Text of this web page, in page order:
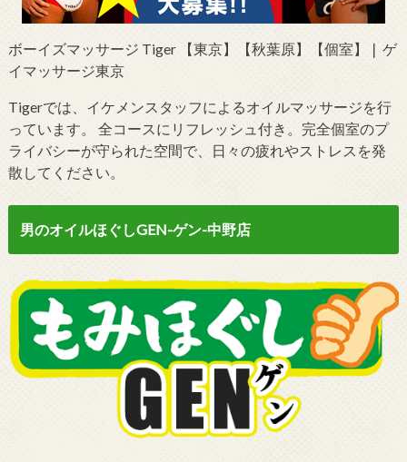
ボーイズマッサージ Tiger 【東京】【秋葉原】【個室】❘ ゲ
イマッサージ東京
Tigerでは、イケメンスタッフによるオイルマッサージを行
っています。 全コースにリフレッシュ付き。完全個室のプ
ライバシーが守られた空間で、日々の疲れやストレスを発
散してください。
男のオイルほぐしGEN-ゲン-中野店